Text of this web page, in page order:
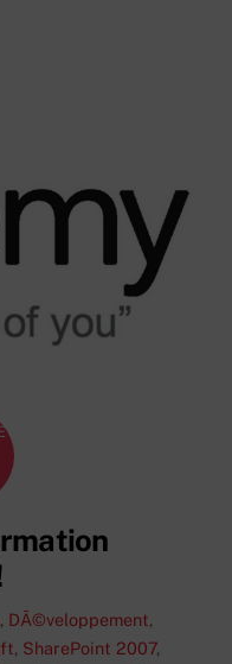
, DÃ©veloppement,
, SharePoint 2007,